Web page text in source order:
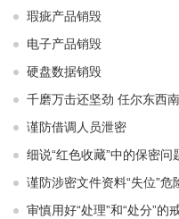
瑕疵产品销毁
电子产品销毁
硬盘数据销毁
千磨万击还坚劲 任尔东西
谨防借调人员泄密
细说“红色收藏”中的保密问
谨防涉密文件资料“失位”危
审慎用好“处理”和“处分”的